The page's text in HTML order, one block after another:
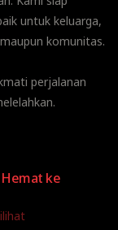
untuk keluarga,
komunitas.
perjalanan
ke